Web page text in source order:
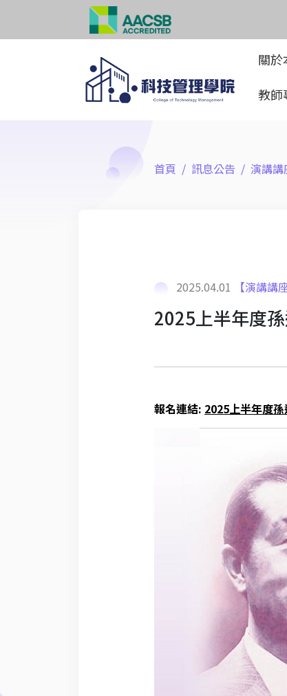
關於
教師
首頁 訊息公告 演講講
2025.04.01 【演講講
2025上半年度
報名連結: 2025上半年度